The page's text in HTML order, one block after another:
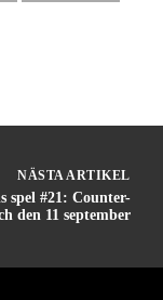
NÄSTA ARTIKEL
spel #21: Counter-
den 11 september